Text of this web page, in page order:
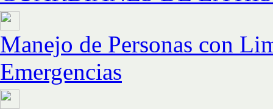
Manejo de Personas con
Emergencias